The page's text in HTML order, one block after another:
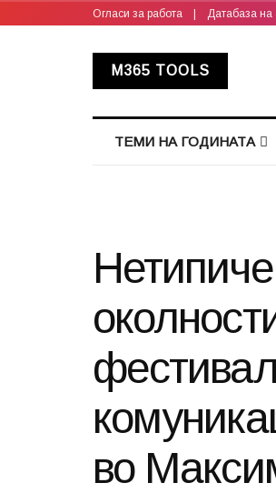
Огласи за работа Датабаза на
M365 TOOLS
ТЕМИ НА ГОДИНАТА
во